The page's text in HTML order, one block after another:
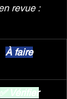
revue :
À faire
✅ Vérifier